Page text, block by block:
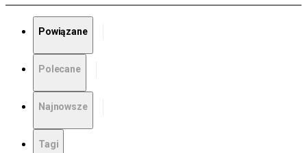
Powiązane
Polecane
Najnowsze
Tagi